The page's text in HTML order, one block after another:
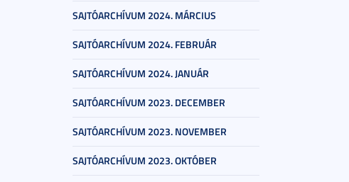
SAJTÓARCHÍVUM 2024. MÁRCIUS
SAJTÓARCHÍVUM 2024. FEBRUÁR
SAJTÓARCHÍVUM 2024. JANUÁR
SAJTÓARCHÍVUM 2023. DECEMBER
SAJTÓARCHÍVUM 2023. NOVEMBER
SAJTÓARCHÍVUM 2023. OKTÓBER